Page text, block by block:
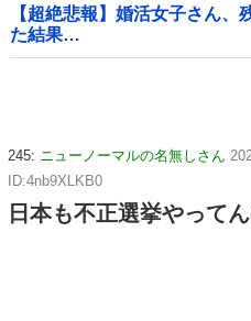
【超絶悲報】婚活女子さん
た結果…
245: ニューノーマルの名無しさん
ID:4nb9XLKB0
日本も不正選挙やって